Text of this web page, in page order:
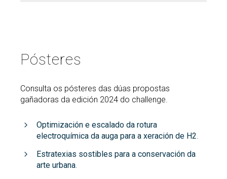
Pósteres
Consulta os pósteres das dúas propostas
gañadoras da edición 2024 do challenge.
Optimización e escalado da rotura
electroquímica da auga para a xeración de H2.
Estratexias sostibles para a conservación da
arte urbana.